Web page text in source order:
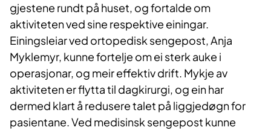
gjestene rundt på huset, og fortalde om
aktiviteten ved sine respektive einingar.
Einingsleiar ved ortopedisk sengepost, Anja
Myklemyr, kunne fortelje om ei sterk auke i
operasjonar, og meir effektiv drift. Mykje av
aktiviteten er flytta til dagkirurgi, og ein har
dermed klart å redusere talet på liggjedøgn for
pasientane. Ved medisinsk sengepost kunne